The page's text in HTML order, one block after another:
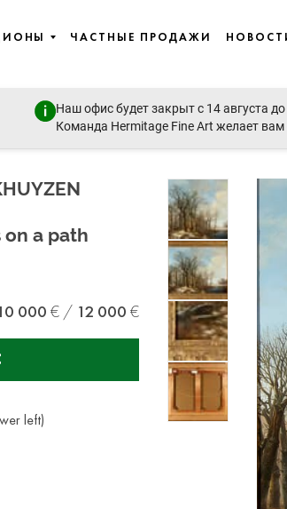
ЧАСТНЫЕ ПРОДАЖИ
Наш офис будет закрыт с 14 августа до
Команда Hermitage Fine Art желает вам
Art, Icons
a path
000 12 000
left)